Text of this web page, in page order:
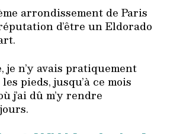
publication :
arrondissement de Paris
d’être un Eldorado
je n’y avais pratiquement
pieds, jusqu’à ce mois
j’ai dû m’y rendre